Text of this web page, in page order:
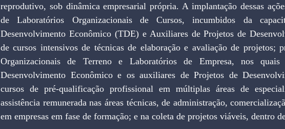
reprodutivo, sob dinâmica empresarial própria. A implantação dessas
de Laboratórios Organizacionais de Cursos, incumbidos da
Desenvolvimento Econômico (TDE) e Auxiliares de Projetos de
de cursos intensivos de técnicas de elaboração e avaliação de projetos;
Organizacionais de Terreno e Laboratórios de Empresa, nos
Desenvolvimento Econômico e os auxiliares de Projetos de
cursos de pré-qualificação profissional em múltiplas áreas de
assistência remunerada nas áreas técnicas, de administração,
em empresas em fase de formação; e na coleta de projetos viáveis, dentro